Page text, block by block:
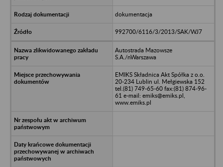
dokumentacja
992700/6116/3/2013/SAK/WJ7
Autostrada Mazowsze
S.A./nWarszawa
EMIKS Składnica Akt Spółka z o.o.
20-234 Lublin ul. Mełgiewska 152
tel.(81) 749-65-60 fax:(81) 874-96-
61 e-mail: emiks@emiks.pl,
www.emiks.pl